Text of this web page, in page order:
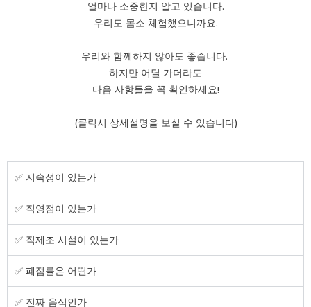
얼마나 소중한지 알고 있습니다.
우리도 몸소 체험했으니까요.
우리와 함께하지 않아도 좋습니다.
하지만 어딜 가더라도
다음 사항들을 꼭 확인하세요!
(클릭시 상세설명을 보실 수 있습니다)
✅ 지속성이 있는가
✅ 직영점이 있는가
✅ 직제조 시설이 있는가
✅ 폐점률은 어떤가
✅ 진짜 음식인가